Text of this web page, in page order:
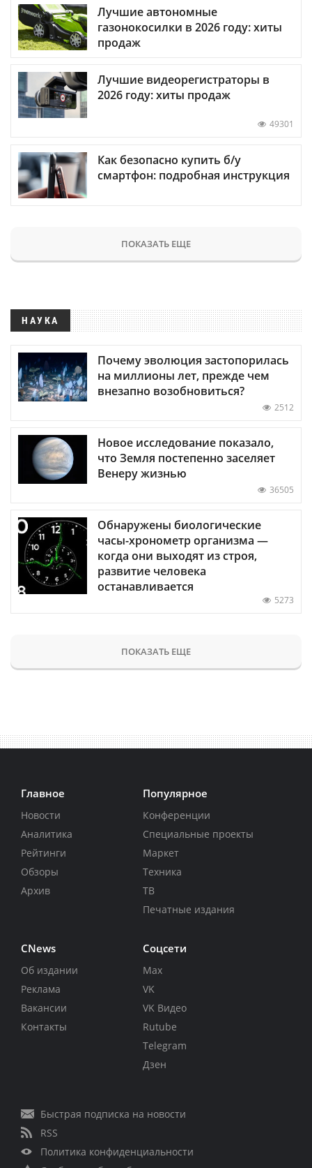
Лучшие автономные
газонокосилки в 2026 году: хиты
продаж
Лучшие видеорегистраторы в
2026 году: хиты продаж
49301
Как безопасно купить б/у
смартфон: подробная инструкция
ПОКАЗАТЬ ЕЩЕ
НАУКА
Почему эволюция застопорилась
на миллионы лет, прежде чем
внезапно возобновиться?
2512
Новое исследование показало,
что Земля постепенно заселяет
Венеру жизнью
36505
Обнаружены биологические
часы-хронометр организма —
когда они выходят из строя,
развитие человека
останавливается
5273
ПОКАЗАТЬ ЕЩЕ
Главное
Новости
Аналитика
Рейтинги
Обзоры
Архив
Популярное
Конференции
Специальные проекты
Маркет
Техника
ТВ
Печатные издания
CNews
Об издании
Реклама
Вакансии
Контакты
Соцсети
Max
VK
VK Видео
Rutube
Telegram
Дзен
Быстрая подписка на новости
RSS
Политика конфиденциальности